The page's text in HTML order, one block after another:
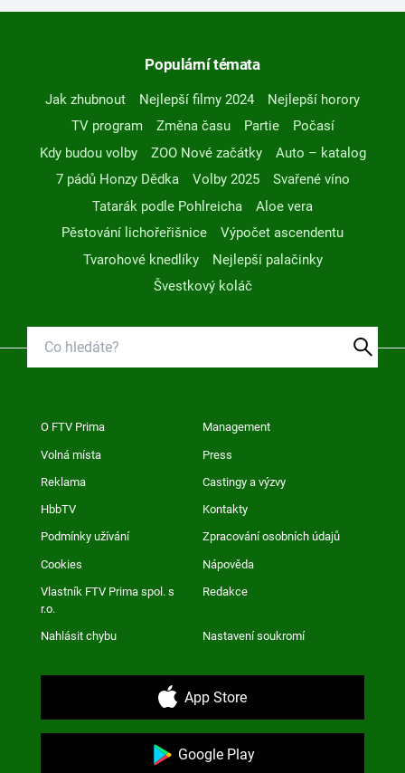
Populární témata
Jak zhubnout Nejlepší filmy 2024
Nejlepší horory
TV program
Změna času Partie
Počasí
Kdy budou volby
ZOO Nové začátky
Auto – katalog
7 pádů Honzy Dědka
Volby 2025
Svařené víno
Tatarák podle Pohlreicha
Aloe vera
Pěstování lichořeřišnice
Výpočet ascendentu
Tvarohové knedlíky
Nejlepší palačinky
Švestkový koláč
O FTV Prima Management
Volná místa Press
Reklama Castingy a výzvy
HbbTV Kontakty
Podmínky užívání Zpracování osobních údajů
Cookies Nápověda
Vlastník FTV Prima spol. s
r.o.
Redakce
Nahlásit chybu Nastavení soukromí
App Store
Google Play